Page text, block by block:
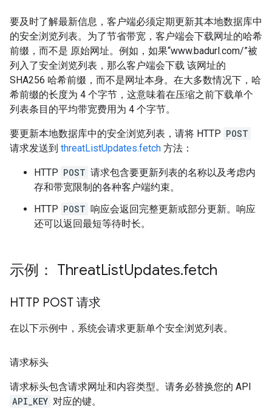
要及时了解最新信息，客户端必须定期更新其本地数据库中
的安全浏览列表。为了节省带宽，客户端会下载网址的哈希
前缀，而不是 原始网址。例如，如果“www.badurl.com/”被
列入了安全浏览列表，那么客户端会下载 该网址的
SHA256 哈希前缀，而不是网址本身。在大多数情况下，哈
希前缀的长度为 4 个字节，这意味着在压缩之前下载单个
列表条目的平均带宽费用为 4 个字节。
要更新本地数据库中的安全浏览列表，请将 HTTP POST
请求发送到 threatListUpdates.fetch 方法：
HTTP POST 请求包含要更新列表的名称以及考虑内
存和带宽限制的各种客户端约束。
HTTP POST 响应会返回完整更新或部分更新。响应
还可以返回最短等待时长。
示例： ThreatListUpdates.fetch
HTTP POST 请求
在以下示例中，系统会请求更新单个安全浏览列表。
请求标头
请求标头包含请求网址和内容类型。请务必替换您的 API
API_KEY 对应的键。